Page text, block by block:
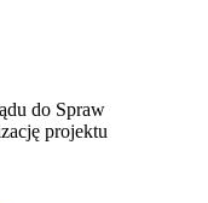
do Spraw
projektu